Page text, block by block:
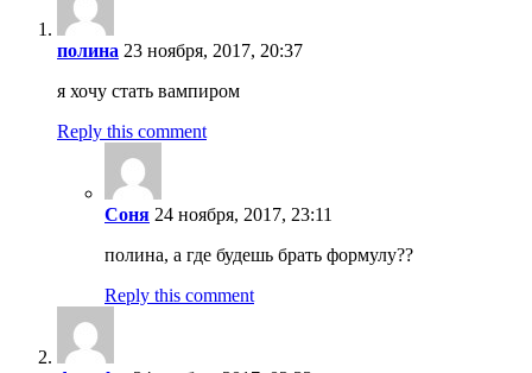
полина 23 ноября, 2017, 20:37
я хочу стать вампиром
Reply this comment
Соня 24 ноября, 2017, 23:11
полина, а где будешь брать формулу??
Reply this comment